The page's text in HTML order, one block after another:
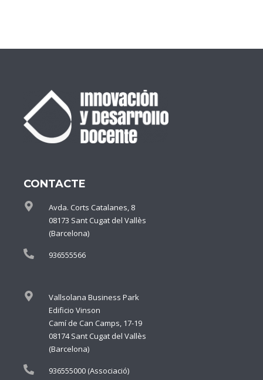
CONTACTE
Avda. Corts Catalanes, 8
08173 Sant Cugat del Vallès
(Barcelona)
936555566
Vallsolana Business Park
Edificio Vinson
Camí de Can Camps, 17-19
08174 Sant Cugat del Vallès
(Barcelona)
936555000 (Associació)